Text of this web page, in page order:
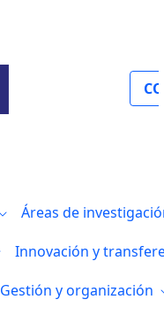
Áreas de
Innovación y
Gestión y organización